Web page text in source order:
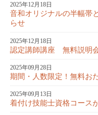
2025年12月18日
音和オリジナルの半幅帯
らせ
2025年12月18日
認定講師講座 無料説明
2025年09月28日
期間・人数限定！無料お
2025年09月13日
着付け技能士資格コース